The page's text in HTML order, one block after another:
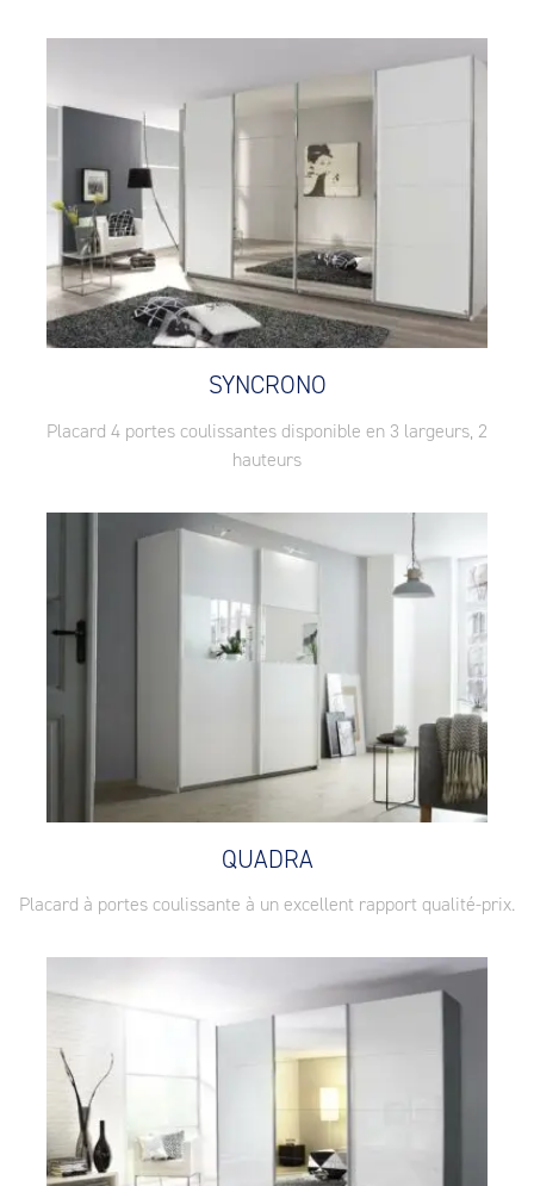
SYNCRONO
Placard 4 portes coulissantes disponible en 3 largeurs, 2
hauteurs
QUADRA
Placard à portes coulissante à un excellent rapport qualité-prix.